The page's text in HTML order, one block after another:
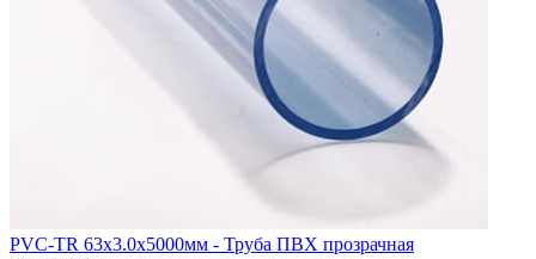
PVC-TR 63x3.0x5000мм - Труба ПВХ прозрачная